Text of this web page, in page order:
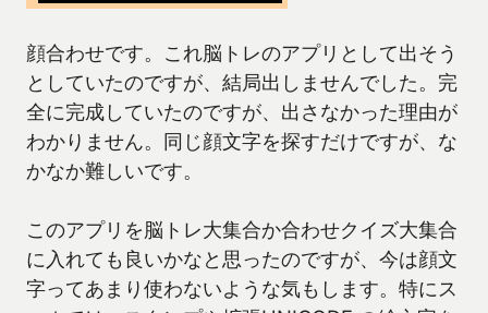
顔合わせです。これ脳トレのアプリとして出そう
としていたのですが、結局出しませんでした。完
全に完成していたのですが、出さなかった理由が
わかりません。同じ顔文字を探すだけですが、な
かなか難しいです。
このアプリを脳トレ大集合か合わせクイズ大集合
に入れても良いかなと思ったのですが、今は顔文
字ってあまり使わないような気もします。特にス